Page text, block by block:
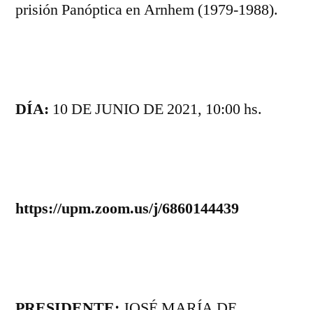
prisión Panóptica en Arnhem (1979-1988).
DÍA: 10 DE JUNIO DE 2021, 10:00 hs.
https://upm.zoom.us/j/6860144439